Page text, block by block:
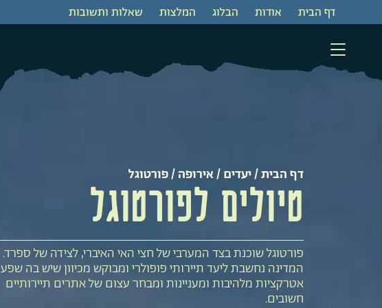
דף הבית ‫אודות‬ ‫הבלוג המלצות שאלות ותשובות
דף הבית/יעדים/אירופה/ פורטוגל
טיולים לפורטוגל
פורטוגל שוכנת בצד המערבי של חצי האי האיברי, לצידה של ספרד.
המדינה נחשבת ליעד תיירותי פופולרי ומבוקש מכיוון שיש בה שפע
אטרקציות מלהיבות ומעניינות ומבחר עצום של אתרים תיירותיים
חשובים.